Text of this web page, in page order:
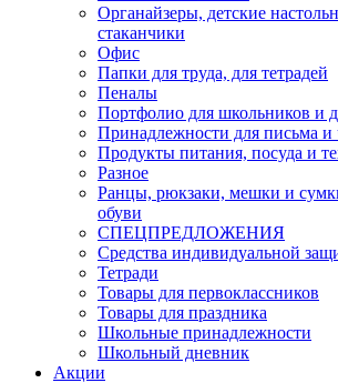
Органайзеры, детские
стаканчики
Офис
Папки для труда, для тетрадей
Пеналы
Портфолио для школьников и
Принадлежности для письма и
Продукты питания, посуда и
Разное
Ранцы, рюкзаки, мешки и
обуви
СПЕЦПРЕДЛОЖЕНИЯ
Средства индивидуальной
Тетради
Товары для первоклассников
Товары для праздника
Школьные принадлежности
Школьный дневник
Акции